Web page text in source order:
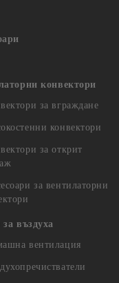
конвектори
за вграждане
конвектори
за открит
за вентилаторни
въздуха
вентилация